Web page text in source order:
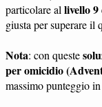
particolare al livello 9
giusta per superare il
Nota: con queste
per omicidio
massimo punteggio